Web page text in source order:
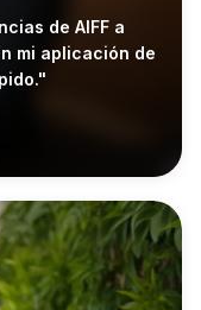
de AIFF a
mi aplicación de